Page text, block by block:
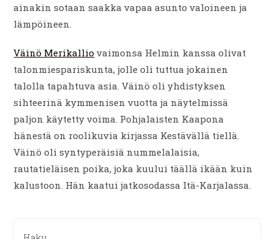
ainakin sotaan saakka vapaa asunto valoineen ja
lämpöineen.
Väinö Merikallio vaimonsa Helmin kanssa olivat
talonmiespariskunta, jolle oli tuttua jokainen
talolla tapahtuva asia. Väinö oli yhdistyksen
sihteerinä kymmenisen vuotta ja näytelmissä
paljon käytetty voima. Pohjalaisten Kaapona
hänestä on roolikuvia kirjassa Kestävällä tiellä.
Väinö oli syntyperäisiä nummelalaisia,
rautatieläisen poika, joka kuului täällä ikään kuin
kalustoon. Hän kaatui jatkosodassa Itä-Karjalassa.